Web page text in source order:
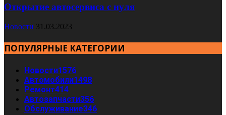
Открытие автосервиса с нуля
Новости 31.03.2023
ПОПУЛЯРНЫЕ КАТЕГОРИИ
Новости1576
Автомобили1498
Ремонт414
Автозапчасти356
Обслуживание346